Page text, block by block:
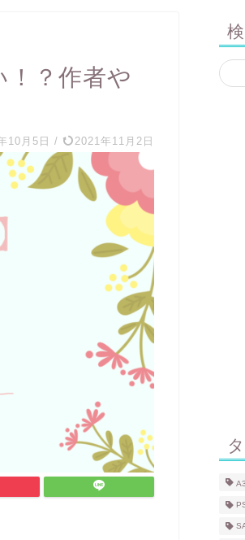
？作者や
10月5日 / 2021年11月2日